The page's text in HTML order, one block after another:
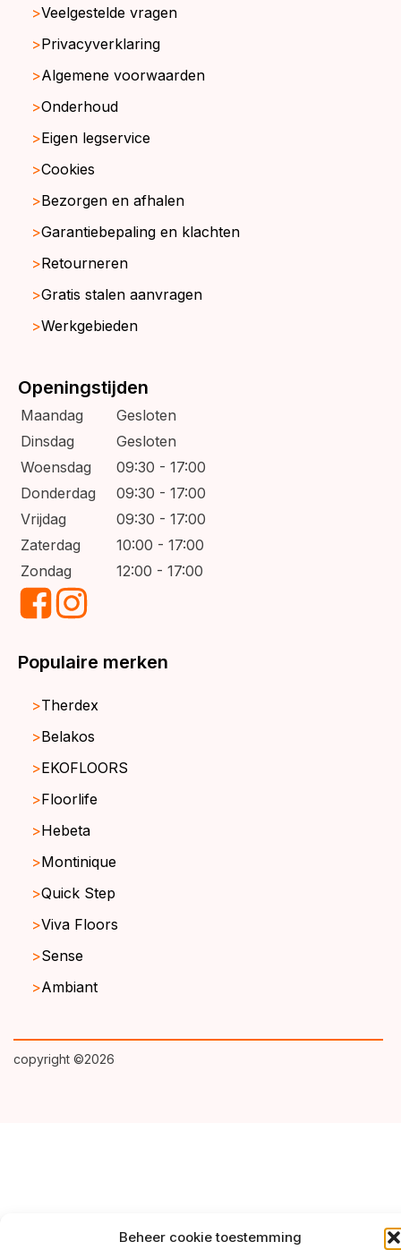
Beheer cookie toestemming
Veelgestelde vragen
Privacyverklaring
Algemene voorwaarden
Onderhoud
Eigen legservice
Cookies
Bezorgen en afhalen
Garantiebepaling en klachten
Retourneren
Gratis stalen aanvragen
Werkgebieden
Openingstijden
Maandag
Gesloten
Dinsdag
Gesloten
Woensdag
09:30 - 17:00
Donderdag
09:30 - 17:00
Vrijdag
09:30 - 17:00
Zaterdag
10:00 - 17:00
Zondag
12:00 - 17:00
Populaire merken
Therdex
Belakos
EKOFLOORS
Floorlife
Hebeta
Montinique
Quick Step
Viva Floors
Sense
Ambiant
copyright ©2026